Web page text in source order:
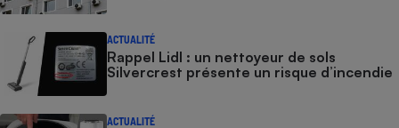
ACTUALITÉ
Rappel Lidl : un nettoyeur de sols
Silvercrest présente un risque d’incendie
ACTUALITÉ